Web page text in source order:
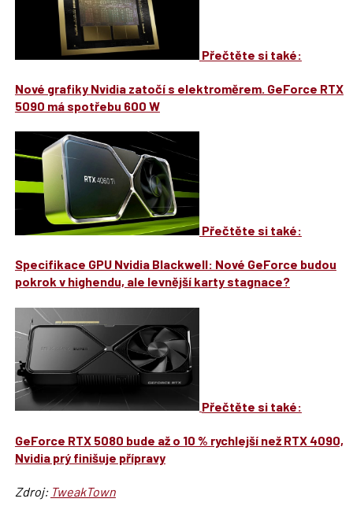
Přečtěte si také:
Nové grafiky Nvidia zatočí s elektroměrem. GeForce RTX
5090 má spotřebu 600 W
Přečtěte si také:
Specifikace GPU Nvidia Blackwell: Nové GeForce budou
pokrok v highendu, ale levnější karty stagnace?
Přečtěte si také:
GeForce RTX 5080 bude až o 10 % rychlejší než RTX 4090,
Nvidia prý finišuje přípravy
Zdroj: TweakTown